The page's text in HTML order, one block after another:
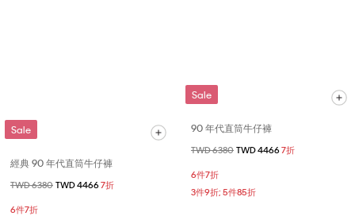
Sale
經典 90 年代直筒牛仔褲
價格扣減從
TWD 6380 至
TWD 44667折
6件7折
Sale
90 年代直筒牛仔褲
價格扣減從
TWD 6380 至
TWD 44667折
6件7折
3件9折; 5件85折